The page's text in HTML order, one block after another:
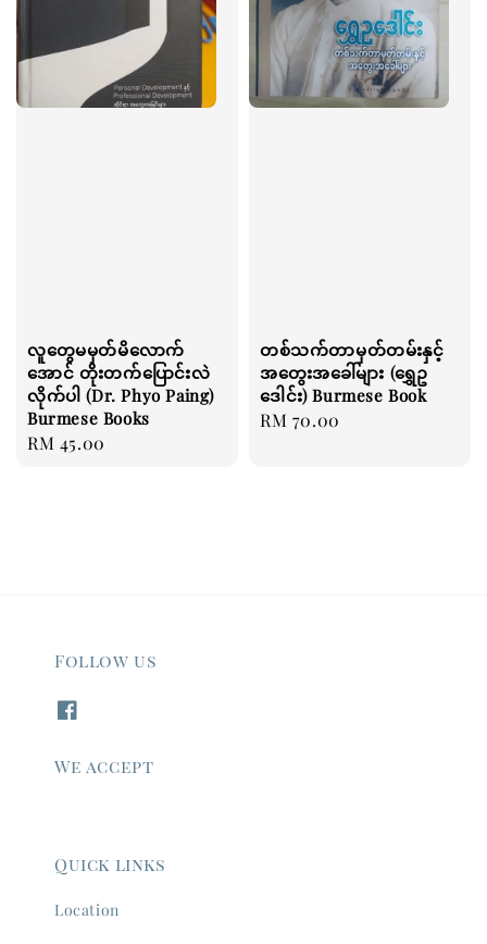
လူတွေမမှတ်မိလောက်
အောင် တိုးတက်ပြောင်းလဲ
လိုက်ပါ (Dr. Phyo Paing)
Burmese Books
Regular
RM 45.00
တစ်သက်တာမှတ်တမ်းနှင့်
အတွေးအခေါ်များ (ရွှေဥ
ဒေါင်း) Burmese Book
Regular
RM 70.00
Follow us
We accept
Quick links
Location